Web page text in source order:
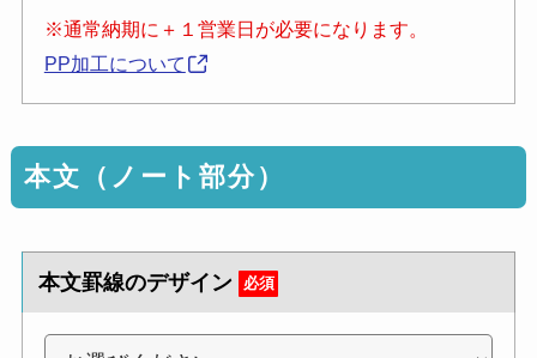
※通常納期に＋１営業日が必要になります。
PP加工について
本文（ノート部分）
本文罫線のデザイン 必須